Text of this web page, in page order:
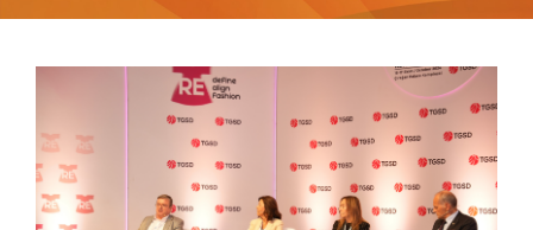
ÖNCE İNSAN
KARIYER
SÜRDÜRÜLEBILIRLIK
MEDYA MERKEZI